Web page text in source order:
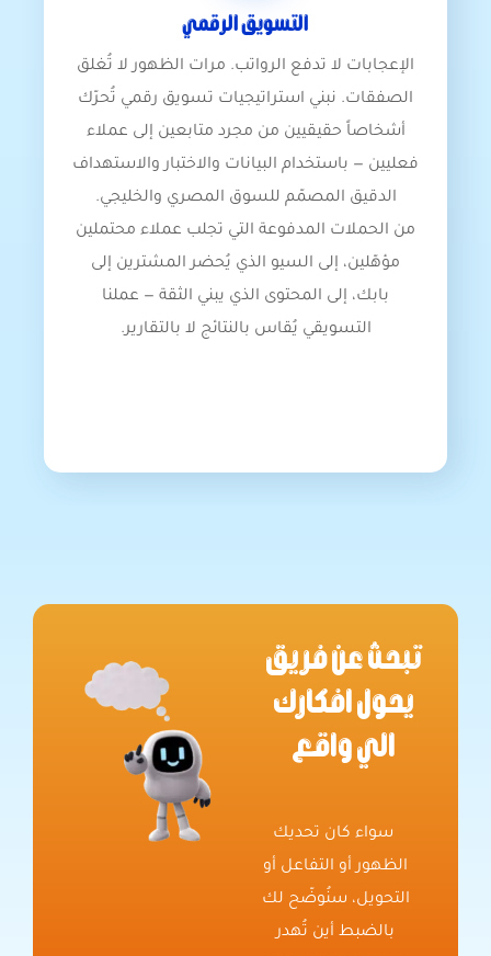
التسويق الرقمي
الإعجابات لا تدفع الرواتب. مرات الظهور لا تُغلق
الصفقات. نبني استراتيجيات تسويق رقمي تُحرّك
أشخاصاً حقيقيين من مجرد متابعين إلى عملاء
فعليين — باستخدام البيانات والاختبار والاستهداف
الدقيق المصمّم للسوق المصري والخليجي.
من الحملات المدفوعة التي تجلب عملاء محتملين
مؤهّلين، إلى السيو الذي يُحضر المشترين إلى
بابك، إلى المحتوى الذي يبني الثقة — عملنا
التسويقي يُقاس بالنتائج لا بالتقارير.
تبحث عن فريق
يحول افكارك
الي واقع
سواء كان تحديك
الظهور أو التفاعل أو
التحويل، سنُوضّح لك
بالضبط أين تُهدر